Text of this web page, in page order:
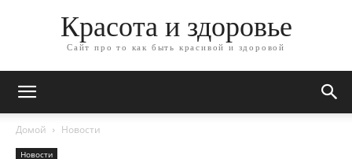
Красота и здоровье
Сайт про то как быть красивой и здоровой
Домой Новости
Новости